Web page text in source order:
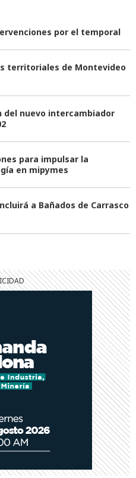
por el temporal
territoriales de Montevideo
del nuevo intercambiador
para impulsar la
en mipymes
a Bañados de Carrasco